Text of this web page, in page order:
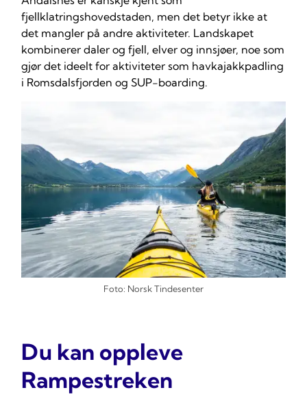
fjellklatringshovedstaden, men det betyr ikke at
det mangler på andre aktiviteter. Landskapet
kombinerer daler og fjell, elver og innsjøer, noe som
gjør det ideelt for aktiviteter som havkajakkpadling
i Romsdalsfjorden og SUP-boarding.
Foto: Norsk Tindesenter
Du kan oppleve
Rampestreken